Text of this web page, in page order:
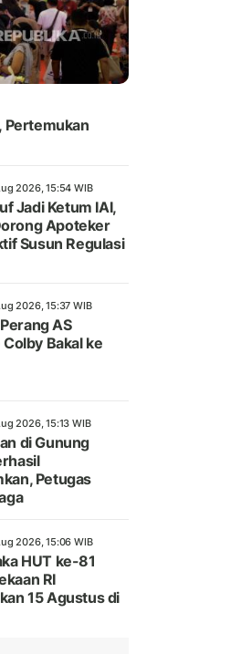
Pertemukan
2026, 15:54 WIB
Jadi Ketum IAI,
Apoteker
Susun Regulasi
2026, 15:37 WIB
AS
Bakal ke
2026, 15:13 WIB
di Gunung
Petugas
2026, 15:06 WIB
HUT ke-81
RI
15 Agustus di